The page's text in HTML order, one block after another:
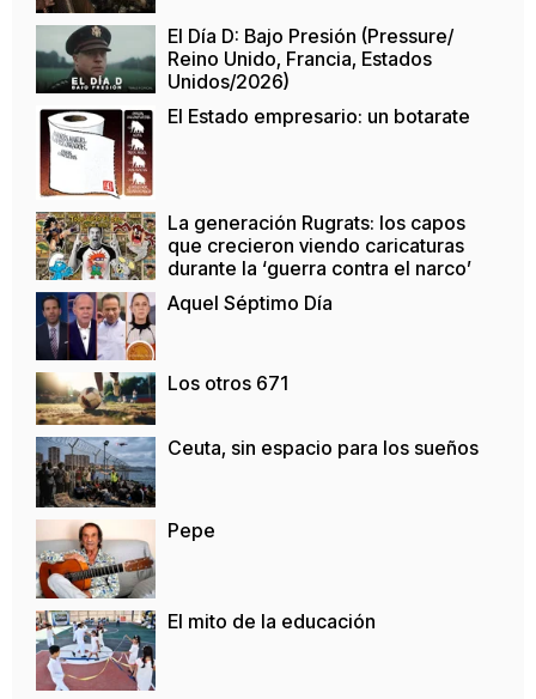
El Día D: Bajo Presión (Pressure/
Reino Unido, Francia, Estados
Unidos/2026)
El Estado empresario: un botarate
La generación Rugrats: los capos
que crecieron viendo caricaturas
durante la ‘guerra contra el narco’
Aquel Séptimo Día
Los otros 671
Ceuta, sin espacio para los sueños
Pepe
El mito de la educación